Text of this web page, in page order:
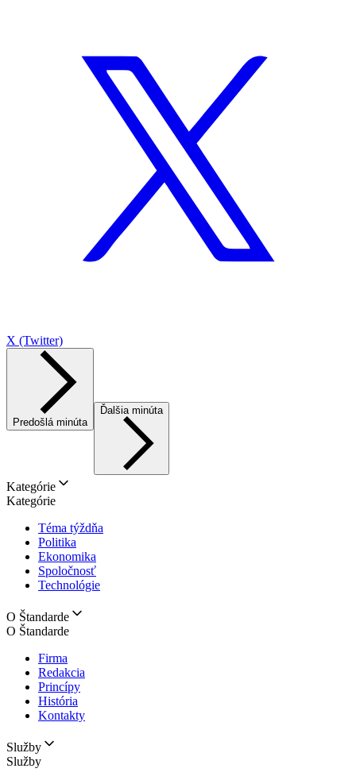
X (Twitter)
Predošlá minúta
Ďalšia minúta
Kategórie
Kategórie
Téma týždňa
Politika
Ekonomika
Spoločnosť
Technológie
O Štandarde
O Štandarde
Firma
Redakcia
Princípy
História
Kontakty
Služby
Služby